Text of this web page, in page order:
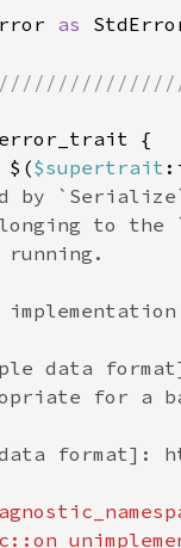
as
$(
$supertrait